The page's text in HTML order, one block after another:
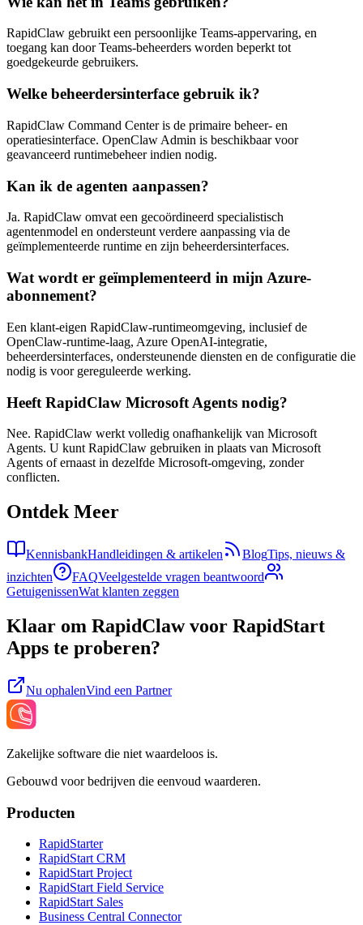
RapidClaw gebruikt een persoonlijke Teams-appervaring, en
toegang kan door Teams-beheerders worden beperkt tot
goedgekeurde gebruikers.
Welke beheerdersinterface gebruik ik?
RapidClaw Command Center is de primaire beheer- en
operatiesinterface. OpenClaw Admin is beschikbaar voor
geavanceerd runtimebeheer indien nodig.
Kan ik de agenten aanpassen?
Ja. RapidClaw omvat een gecoördineerd specialistisch
agentenmodel en ondersteunt verdere aanpassing via de
geïmplementeerde runtime en zijn beheerdersinterfaces.
Wat wordt er geïmplementeerd in mijn Azure-
abonnement?
Een klant-eigen RapidClaw-runtimeomgeving, inclusief de
OpenClaw-runtime-laag, Azure OpenAI-integratie,
beheerdersinterfaces, ondersteunende diensten en de configuratie die
nodig is voor gereguleerde werking.
Heeft RapidClaw Microsoft Agents nodig?
Nee. RapidClaw werkt volledig onafhankelijk van Microsoft
Agents. U kunt RapidClaw gebruiken in plaats van Microsoft
Agents of ernaast in dezelfde Microsoft-omgeving, zonder
conflicten.
Ontdek Meer
KennisbankHandleidingen & artikelen BlogTips, nieuws &
inzichten
FAQVeelgestelde vragen beantwoord
GetuigenissenWat klanten zeggen
Klaar om RapidClaw voor RapidStart
Apps te proberen?
Nu ophalenVind een Partner
Zakelijke software die niet waardeloos is.
Gebouwd voor bedrijven die eenvoud waarderen.
Producten
RapidStarter
RapidStart CRM
RapidStart Project
RapidStart Field Service
RapidStart Sales
Business Central Connector